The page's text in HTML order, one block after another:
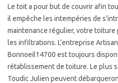
Le toit a pour but de couvrir afin
il empêche les intempéries de
maintenance régulier, votre
les infiltrations. L’entreprise
Bonnoeil14700 est toujours
rétablissement de toiture. Le plus
Toudic Julien peuvent